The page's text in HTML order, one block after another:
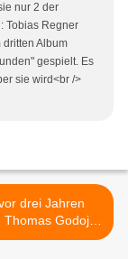
nur 2 der
Tobias Regner
Album
gespielt. Es
sie wird<br />
drei Jahren
Thomas Godoj
reflektieren